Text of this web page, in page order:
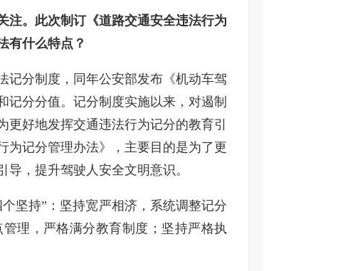
注。此次制订《道路交通安全违法行为
有什么特点？
记分制度，同年公安部发布《机动车驾
分分值。记分制度实施以来，对遏制
好地发挥交通违法行为记分的教育引
为记分管理办法》，主要目的是为了更
，提升驾驶人安全文明意识。
坚持”：坚持宽严相济，系统调整记分
理，严格满分教育制度；坚持严格执